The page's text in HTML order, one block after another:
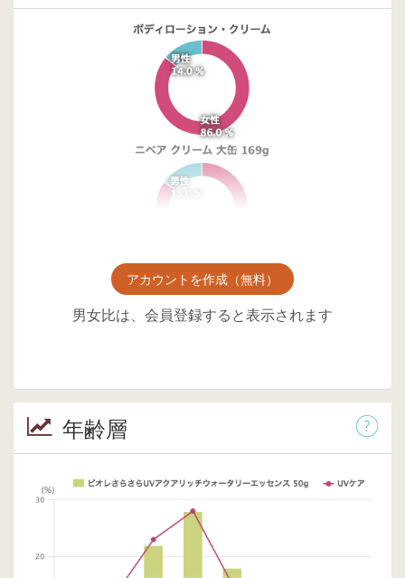
アカウントを作成（無料）
男女比は、会員登録すると表示されます
年齢層